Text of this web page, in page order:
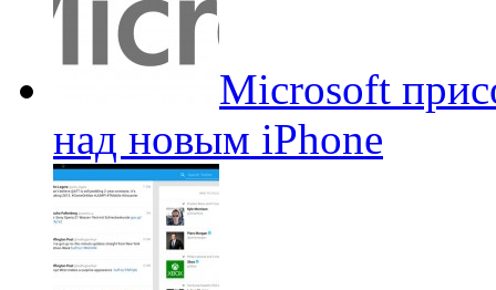
Microsoft
над новым iPhone